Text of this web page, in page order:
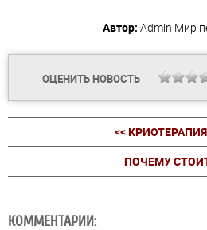
Автор: Admin Мир
ОЦЕНИТЬ НОВОСТЬ
<<
ПОЧЕМУ
КОММЕНТАРИИ: